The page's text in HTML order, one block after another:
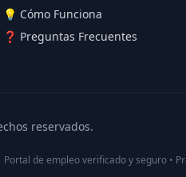
💡 Cómo Funciona
❓ Preguntas Frecuentes
reservados.
Portal de empleo verificado y seguro •